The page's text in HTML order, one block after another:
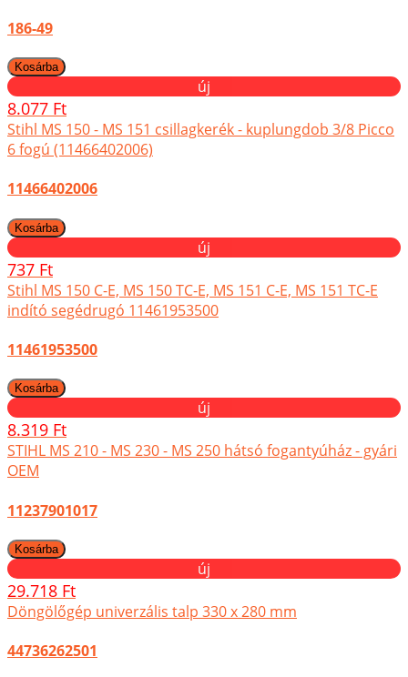
186-49
új
8.077 Ft
Stihl MS 150 - MS 151 csillagkerék - kuplungdob 3/8 Picco
6 fogú (11466402006)
11466402006
új
737 Ft
Stihl MS 150 C-E, MS 150 TC-E, MS 151 C-E, MS 151 TC-E
indító segédrugó 11461953500
11461953500
új
8.319 Ft
STIHL MS 210 - MS 230 - MS 250 hátsó fogantyúház - gyári
OEM
11237901017
új
29.718 Ft
Döngölőgép univerzális talp 330 x 280 mm
44736262501